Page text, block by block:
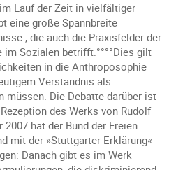
Lauf der Zeit in vielfältiger
eine große Spannbreite
, die auch die Praxisfelder der
Sozialen betrifft.°°°°Dies gilt
in die Anthroposophie
Verständnis als
müssen. Die Debatte darüber ist
des Werks von Rudolf
2007 hat der Bund der Freien
mit der »Stuttgarter Erklärung«
Danach gibt es im Werk